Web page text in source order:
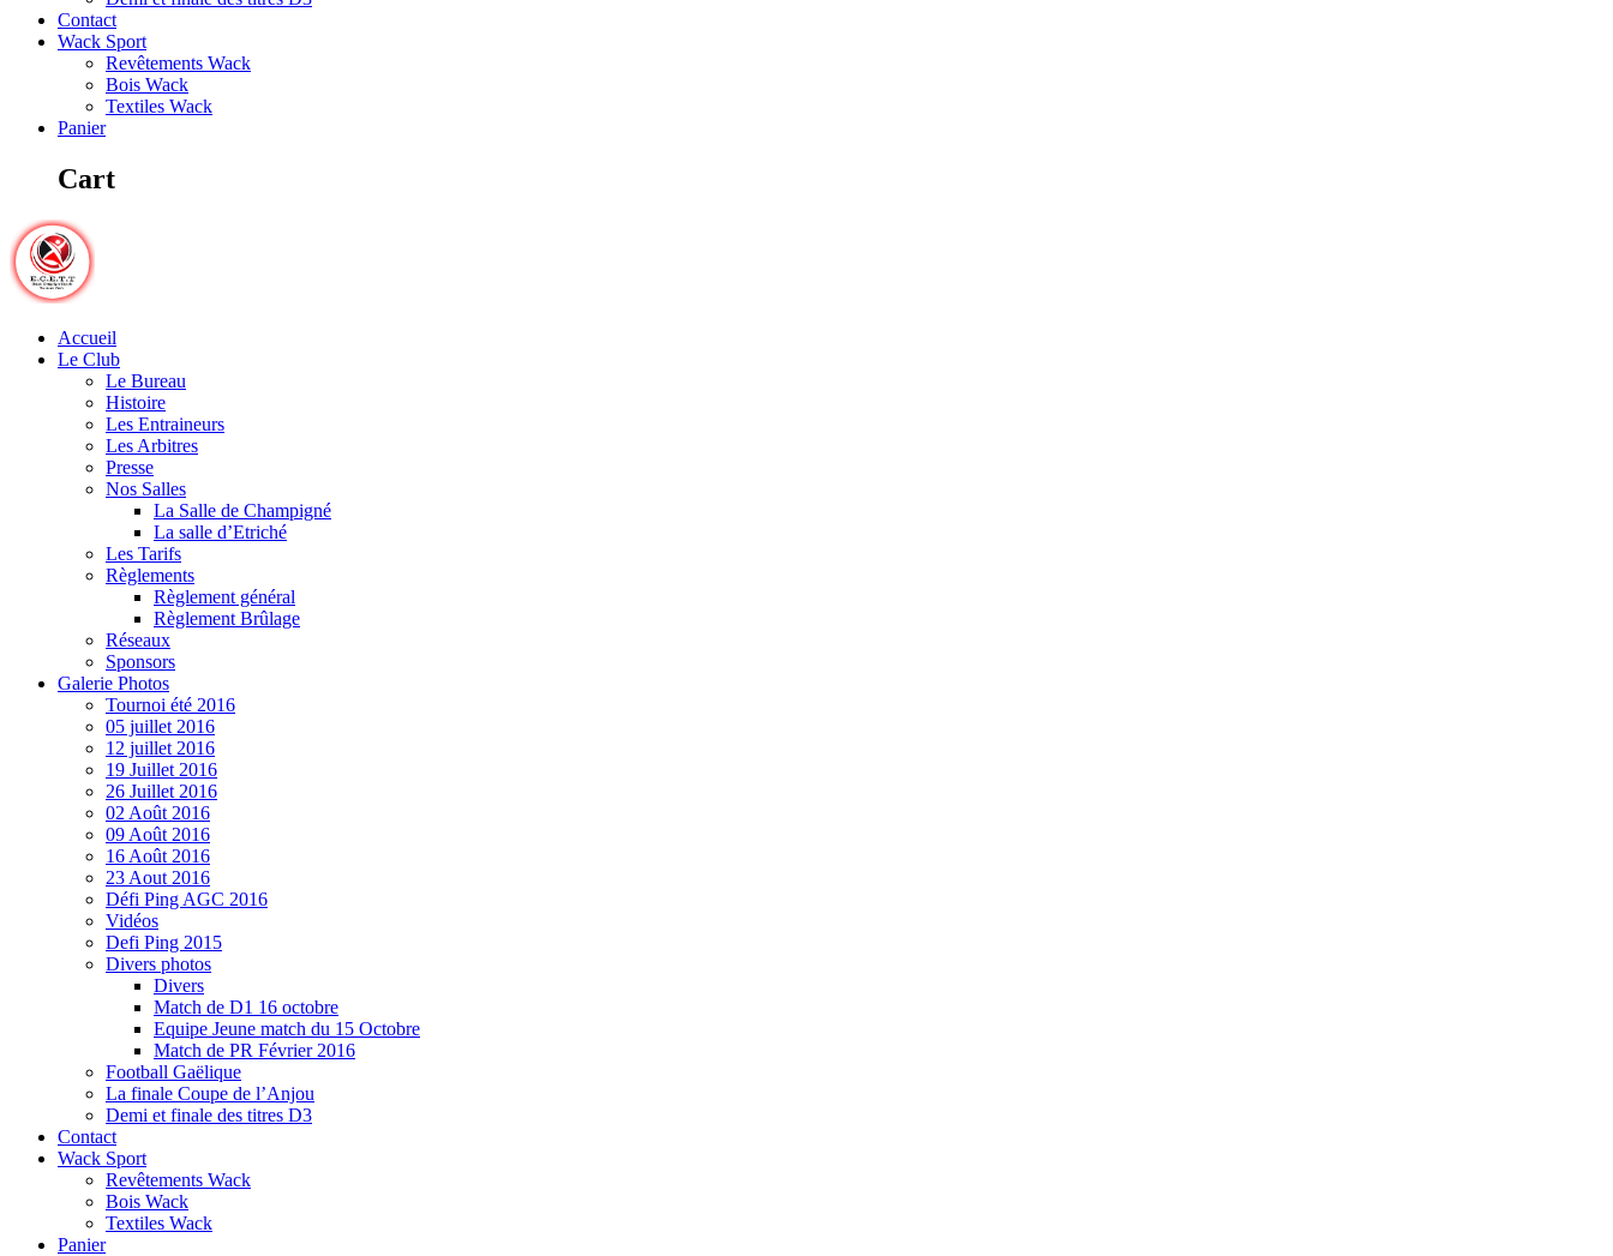
Contact
Wack Sport
Revêtements Wack
Bois Wack
Textiles Wack
Panier
Cart
Accueil
Le Club
Le Bureau
Histoire
Les Entraineurs
Les Arbitres
Presse
Nos Salles
La Salle de Champigné
La salle d’Etriché
Les Tarifs
Règlements
Règlement général
Règlement Brûlage
Réseaux
Sponsors
Galerie Photos
Tournoi été 2016
05 juillet 2016
12 juillet 2016
19 Juillet 2016
26 Juillet 2016
02 Août 2016
09 Août 2016
16 Août 2016
23 Aout 2016
Défi Ping AGC 2016
Vidéos
Defi Ping 2015
Divers photos
Divers
Match de D1 16 octobre
Equipe Jeune match du 15 Octobre
Match de PR Février 2016
Football Gaëlique
La finale Coupe de l’Anjou
Demi et finale des titres D3
Contact
Wack Sport
Revêtements Wack
Bois Wack
Textiles Wack
Panier